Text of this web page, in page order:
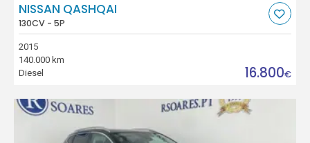
NISSAN QASHQAI
130CV - 5P
2015
140.000 km
Diesel
16.800€